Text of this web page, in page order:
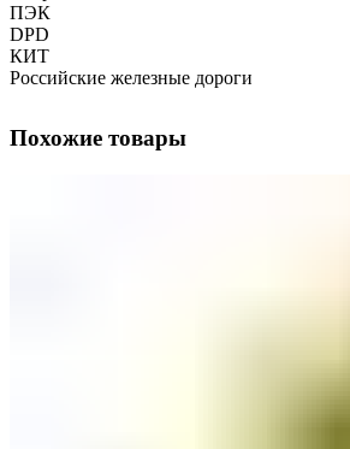
ПЭК
DPD
КИТ
Российские железные дороги
Похожие товары